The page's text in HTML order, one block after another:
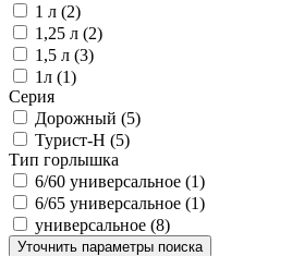
1 л (2)
1,25 л (2)
1,5 л (3)
1л (1)
Серия
Дорожный (5)
Турист-Н (5)
Тип горлышка
6/60 универсальное (1)
6/65 универсальное (1)
универсальное (8)
Уточнить параметры поиска